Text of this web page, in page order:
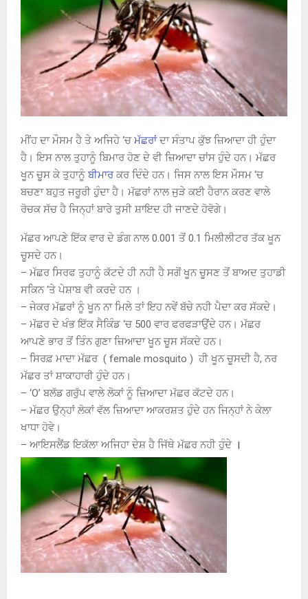
ਮੀਂਹ ਦਾ ਮੌਸਮ ਹੈ ਤੇ ਅਜਿਹੇ ‘ਚਮੱਛਰਾਂਦਾ ਸੰਤਾਪ ਕੁੱਝ ਜ਼ਿਆਦਾ ਹੀ ਹੁੰਦਾ
ਹੈ। ਇਸ ਨਾਲ ਤੁਹਾਨੂੰ ਬਿਮਾਰ ਹੋਣ ਦੇ ਵੀ ਜ਼ਿਆਦਾ ਚਾਂਸ ਹੁੰਦੇ ਹਨ। ਮੱਛਰ
ਖੂਨ ਚੂਸ ਕੇ ਤੁਹਾਨੂੰ ਬੀਮਾਰਕਰ ਦਿੰਦੇ ਹਨ। ਜਿਸ ਨਾਲ ਇਸ ਮੌਸਮ ‘ਚ
ਬਚਣਾ ਬਹੁਤ ਜਰੂਰੀ ਹੁੰਦਾ ਹੈ। ਮੱਛਰਾਂ ਨਾਲ ਜੁੜੇ ਕਈ ਹੈਰਾਨ ਕਰਣ ਵਾਲੇ
ਰੋਚਕ ਸੱਚ ਹੈ ਜਿਨ੍ਹਾਂ ਬਾਰੇ ਤੁਸੀ ਸ਼ਾਇਦ ਹੀ ਜਾਣਦੇ ਹੋਵੋਗੇ।
ਮੱਛਰ ਆਪਣੇ ਇੱਕ ਵਾਰ ਦੇ ਡੰਗ ਨਾਲ 0.001 ਤੋਂ 0.1 ਮਿਲੀਲੀਟਰ ਤੱਕ ਖੂਨ
ਚੂਸਦੇ ਹਨ।
– ਮੱਛਰ ਸਿਰਫ ਤੁਹਾਨੂੰ ਕੱਟਦੇ ਹੀ ਨਹੀ ਹੈ ਸਗੋਂ ਖੂਨ ਚੂਸਣ ਤੋਂ ਬਾਅਦ ਤੁਹਾਡੀ
ਸਕਿਨ ‘ਤੇ ਪੇਸ਼ਾਬ ਵੀ ਕਰਦੇ ਹਨ ।
– ਜੇਕਰ ਮੱਛਰਾਂ ਨੂੰ ਖੂਨ ਨਾ ਮਿਲੇ ਤਾਂ ਇਹ ਨਵੇਂ ਬੱਚੇ ਨਹੀ ਪੈਦਾ ਕਰ ਸੱਕਦੇ।
– ਮੱਛਰ ਦੇ ਖੰਭ ਇੱਕ ਸੈਕਿੰਡ ‘ਚ 500 ਵਾਰ ਫਰਫੜਾਉਂਦੇ ਹਨ। ਮੱਛਰ
ਆਪਣੇ ਭਾਰ ਤੋਂ ਤਿੰਨ ਗੁਣਾ ਜ਼ਿਆਦਾ ਖੂਨ ਚੂਸ ਸੱਕਦੇ ਹਨ।
– ਸਿਰਫ਼ ਮਾਦਾ ਮੱਛਰ ( female mosquito ) ਹੀ ਖੂਨ ਚੂਸਦੀ ਹੈ, ਨਰ
ਮੱਛਰ ਤਾਂ ਸ਼ਾਕਾਹਾਰੀ ਹੁੰਦੇ ਹਨ।
– ‘O’ ਬਲੱਡ ਗਰੁੱਪ ਵਾਲੇ ਲੋਕਾਂ ਨੂੰ ਜ਼ਿਆਦਾ ਮੱਛਰ ਕੱਟਦੇ ਹਨ।
– ਮੱਛਰ ਉਨ੍ਹਾਂ ਲੋਕਾਂ ਵੱਲ ਜ਼ਿਆਦਾ ਆਕਰਸ਼ਤ ਹੁੰਦੇ ਹਨ ਜਿਨ੍ਹਾਂ ਨੇ ਕੇਲਾ
ਖਾਧਾ ਹੋਵੇ।
– ਆਇਸਲੈਂਡ ਇਕੱਲਾ ਅਜਿਹਾ ਦੇਸ਼ ਹੈ ਜਿੱਥੇ ਮੱਛਰ ਨਹੀ ਹੁੰਦੇ ।